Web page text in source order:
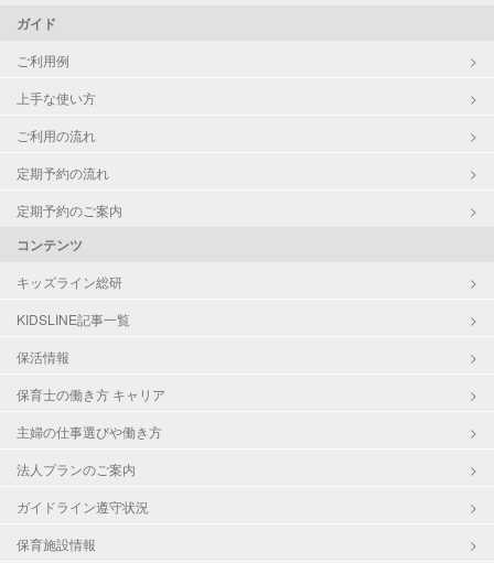
ガイド
ご利用例
上手な使い方
ご利用の流れ
定期予約の流れ
定期予約のご案内
コンテンツ
キッズライン総研
KIDSLINE記事一覧
保活情報
保育士の働き方 キャリア
主婦の仕事選びや働き方
法人プランのご案内
ガイドライン遵守状況
保育施設情報